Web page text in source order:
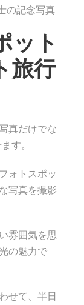
の記念写真
ット
旅行
真だけでな
す。
ォトスポッ
写真を撮影
雰囲気を思
の魅力で
せて、半日